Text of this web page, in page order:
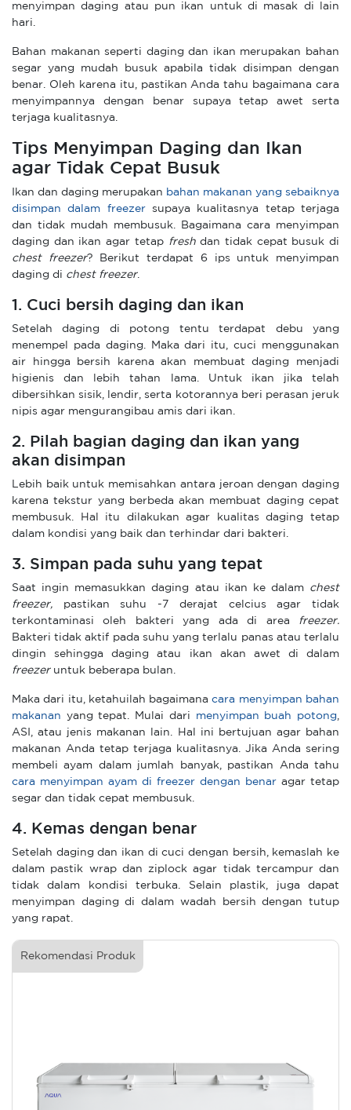
menyimpan daging atau pun ikan untuk di masak di lain
hari.
Bahan makanan seperti daging dan ikan merupakan bahan
segar yang mudah busuk apabila tidak disimpan dengan
benar. Oleh karena itu, pastikan Anda tahu bagaimana cara
menyimpannya dengan benar supaya tetap awet serta
terjaga kualitasnya.
Tips Menyimpan Daging dan Ikan
agar Tidak Cepat Busuk
Ikan dan daging merupakan bahan makanan yang sebaiknya
disimpan dalam freezersupaya kualitasnya tetap terjaga
dan tidak mudah membusuk. Bagaimana cara menyimpan
daging dan ikan agar tetap
freshdan tidak cepat busuk di
chest freezer? Berikut terdapat 6 ips untuk menyimpan
daging di chest freezer.
1. Cuci bersih daging dan ikan
Setelah daging di potong tentu terdapat debu yang
menempel pada daging. Maka dari itu, cuci menggunakan
air hingga bersih karena akan membuat daging menjadi
higienis dan lebih tahan lama. Untuk ikan jika telah
dibersihkan sisik, lendir, serta kotorannya beri perasan jeruk
nipis agar mengurangibau amis dari ikan.
2. Pilah bagian daging dan ikan yang
akan disimpan
Lebih baik untuk memisahkan antara jeroan dengan daging
karena tekstur yang berbeda akan membuat daging cepat
membusuk. Hal itu dilakukan agar kualitas daging tetap
dalam kondisi yang baik dan terhindar dari bakteri.
3. Simpan pada suhu yang tepat
Saat ingin memasukkan daging atau ikan ke dalamchest
freezer, pastikan suhu -7 derajat celcius agar tidak
terkontaminasi oleh bakteri yang ada di area
freezer.
Bakteri tidak aktif pada suhu yang terlalu panas atau terlalu
dingin sehingga daging atau ikan akan awet di dalam
freezeruntuk beberapa bulan.
Maka dari itu, ketahuilah bagaimanacara menyimpan bahan
makanan yang tepat. Mulai dari menyimpan buah potong
ASI, atau jenis makanan lain. Hal ini bertujuan agar bahan
makanan Anda tetap terjaga kualitasnya. Jika Anda sering
membeli ayam dalam jumlah banyak, pastikan Anda tahu
cara menyimpan ayam di freezer dengan benar agar tetap
segar dan tidak cepat membusuk.
4. Kemas dengan benar
Setelah daging dan ikan di cuci dengan bersih, kemaslah ke
dalam pastik wrap dan ziplock agar tidak tercampur dan
tidak dalam kondisi terbuka. Selain plastik, juga dapat
menyimpan daging di dalam wadah bersih dengan tutup
yang rapat.
Rekomendasi Produk